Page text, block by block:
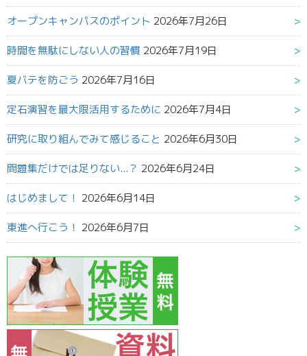
オープンキャンパスのポイント 2026年7月26日
時間を無駄にしない人の習慣 2026年7月19日
夏バテを防ごう 2026年7月16日
定石演習を最大限活用するために 2026年7月4日
研究に取り組んでみて感じること 2026年6月30日
問題集だけでは足りない...？ 2026年6月24日
はじめまして！ 2026年6月14日
東進へ行こう！ 2026年6月7日